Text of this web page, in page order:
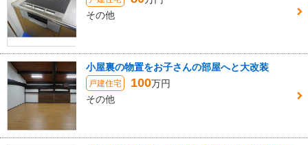
その他
小屋裏の物置をお子さんの部屋へと大改装
戸建住宅 100万円
その他